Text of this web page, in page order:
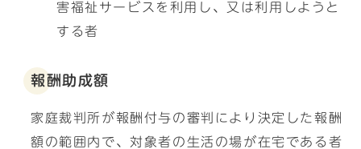
害福祉サービスを利用し、又は利用しようと
する者
報酬助成額
家庭裁判所が報酬付与の審判により決定した報酬
額の範囲内で、対象者の生活の場が在宅である者